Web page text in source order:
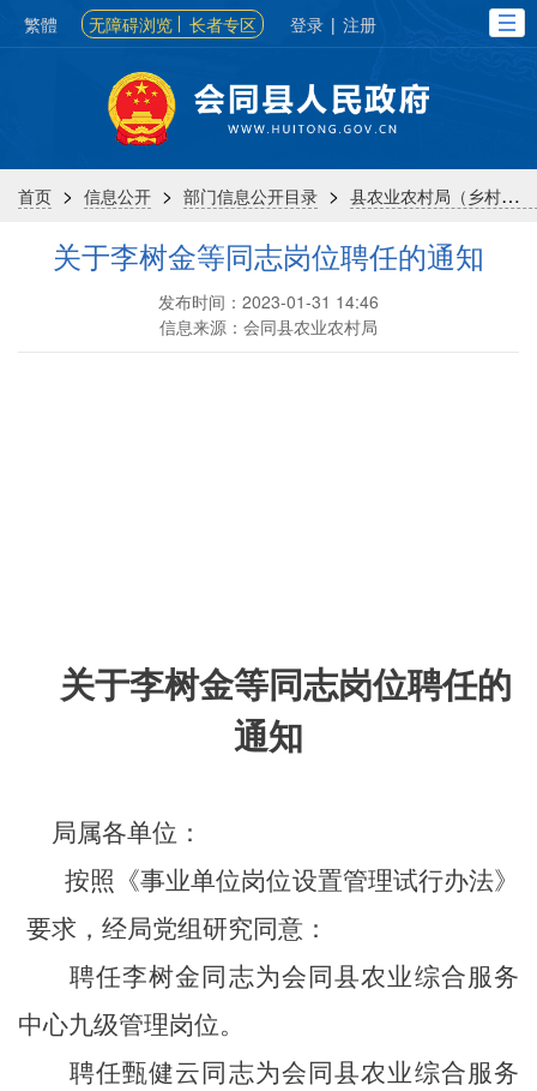
繁體 无障碍浏览 长者专区 登录 | 注册
首页 > 信息公开 > 部门信息公开目录 > 县农业农村局（乡村振兴局）
关于李树金等同志岗位聘任的通知
发布时间：2023-01-31 14:46
信息来源：会同县农业农村局
关于李树金等同志岗位聘任的
通知
局属各单位：
按照《事业单位岗位设置管理试行办法》
要求，经局党组研究同意：
聘任李树金 同志为会同县农业综合服务
中心九级管理岗位。
聘任甄健云 同志为会同县农业综合服务